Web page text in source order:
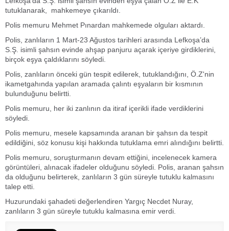
tutuklanarak, mahkemeye çıkarıldı.
Polis memuru Mehmet Pınardan mahkemede olguları aktardı.
Polis, zanlıların 1 Mart-23 Ağustos tarihleri arasında Lefkoşa’da
S.Ş. isimli şahsın evinde ahşap panjuru açarak içeriye girdiklerini,
birçok eşya çaldıklarını söyledi.
Polis, zanlıların önceki gün tespit edilerek, tutuklandığını, Ö.Z'nin
ikametgahında yapılan aramada çalıntı eşyaların bir kısmının
bulunduğunu belirtti.
Polis memuru, her iki zanlının da itiraf içerikli ifade verdiklerini
söyledi.
Polis memuru, mesele kapsamında aranan bir şahsın da tespit
edildiğini, söz konusu kişi hakkında tutuklama emri alındığını belirtti.
Polis memuru, soruşturmanın devam ettiğini, incelenecek kamera
görüntüleri, alınacak ifadeler olduğunu söyledi. Polis, aranan şahsın
da olduğunu belirterek, zanlıların 3 gün süreyle tutuklu kalmasını
talep etti.
Huzurundaki şahadeti değerlendiren Yargıç Necdet Nuray,
zanlıların 3 gün süreyle tutuklu kalmasına emir verdi.